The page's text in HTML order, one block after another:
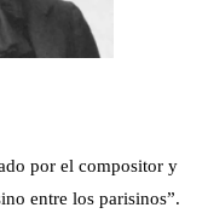
por el compositor y
entre los parisinos”.